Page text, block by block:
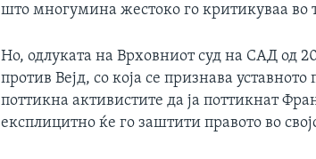
што многумина жестоко го критикуваа во
Но, одлуката на Врховниот суд на САД од
против Вејд, со која се признава
поттикна активистите да ја поттикнат
експлицитно ќе го заштити правото во